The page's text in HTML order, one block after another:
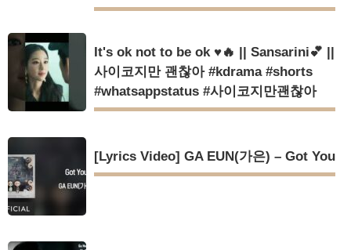
It's ok not to be ok ♥🔥 || Sansarini💕 ||
사이코지만 괜찮아 #kdrama #shorts
#whatsappstatus #사이코지만괜찮아
[Lyrics Video] GA EUN(가은) – Got You